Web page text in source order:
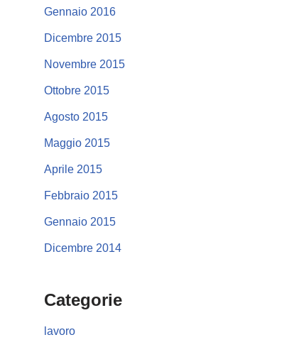
Gennaio 2016
Dicembre 2015
Novembre 2015
Ottobre 2015
Agosto 2015
Maggio 2015
Aprile 2015
Febbraio 2015
Gennaio 2015
Dicembre 2014
Categorie
lavoro